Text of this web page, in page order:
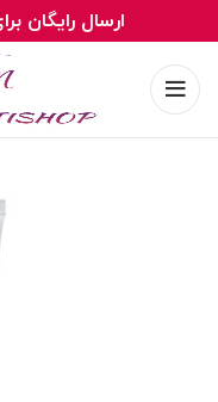
ارسال رایگان برای خرید